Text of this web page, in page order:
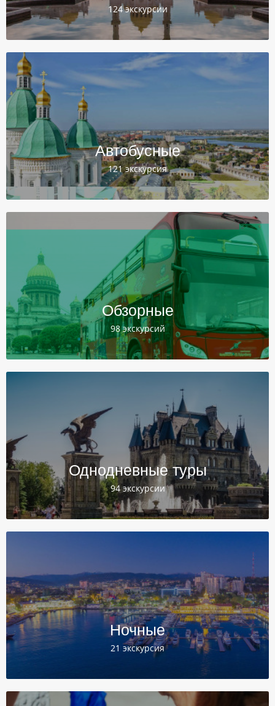
124 экскурсии
Автобусные
121 экскурсия
Обзорные
98 экскурсий
Однодневные туры
94 экскурсии
Ночные
21 экскурсия